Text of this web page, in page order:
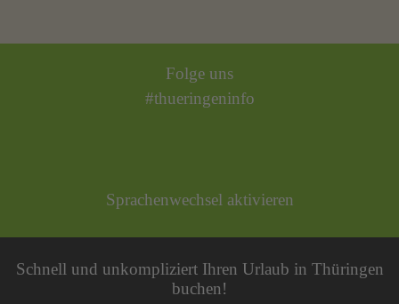
Folge uns
#thueringeninfo
Sprachenwechsel aktivieren
Schnell und unkompliziert Ihren Urlaub in Thüringen
buchen!